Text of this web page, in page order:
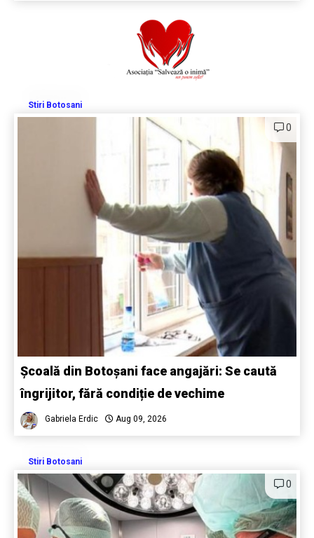
Stiri Botosani
0
Școală din Botoșani face angajări: Se caută
îngrijitor, fără condiție de vechime
Gabriela Erdic Aug 09, 2026
Stiri Botosani
0